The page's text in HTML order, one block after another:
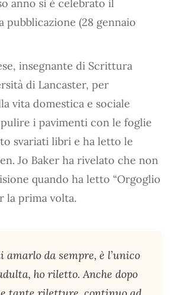
anno si è celebrato il
pubblicazione (28 gennaio
insegnante di Scrittura
di Lancaster, per
vita domestica e sociale
pulire i pavimenti con le foglie
svariati libri e ha letto le
Jo Baker ha rivelato che non
quando ha letto “Orgoglio
la prima volta.
amarlo da sempre, è l’unico
ho riletto. Anche dopo